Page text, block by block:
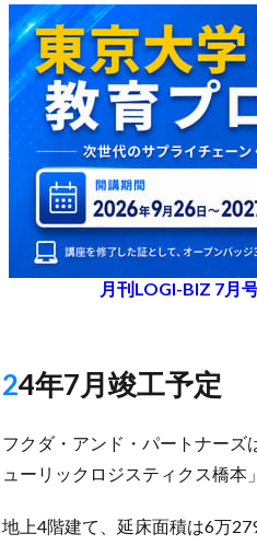
月刊LOGI-BIZ 7月
24年7月竣工予定
フクダ・アンド・パートナーズ
ューリックロジスティクス橋本
地上4階建て、延床面積は6万